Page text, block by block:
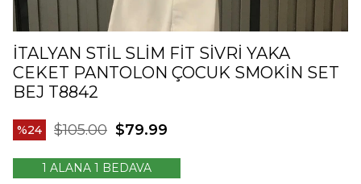
İTALYAN STIL SLIM FIT SIVRI YAKA
CEKET PANTOLON ÇOCUK SMOKIN SET
BEJ T8842
24 $105.00 $79.99
1 ALANA 1 BEDAVA